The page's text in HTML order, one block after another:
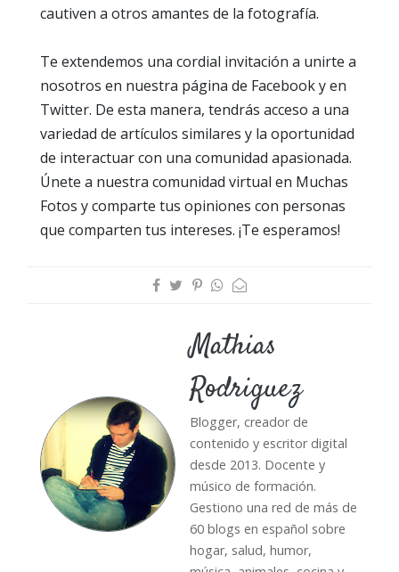
cautiven a otros amantes de la fotografía.
Te extendemos una cordial invitación a unirte a
nosotros en nuestra página de Facebook y en
Twitter. De esta manera, tendrás acceso a una
variedad de artículos similares y la oportunidad
de interactuar con una comunidad apasionada.
Únete a nuestra comunidad virtual en Muchas
Fotos y comparte tus opiniones con personas
que comparten tus intereses. ¡Te esperamos!
Mathias
Rodriguez
Blogger, creador de
contenido y escritor digital
desde 2013. Docente y
músico de formación.
Gestiono una red de más de
60 blogs en español sobre
hogar, salud, humor,